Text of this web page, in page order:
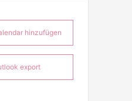
hinzufügen
export